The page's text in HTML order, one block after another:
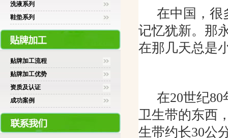
洗液系列
鞋垫系列
贴牌加工流程
贴牌加工优势
资质及认证
成功案例
在中国，很
记忆犹新。那
在那几天总是
在20世纪
卫生带的东西
生带约长30公